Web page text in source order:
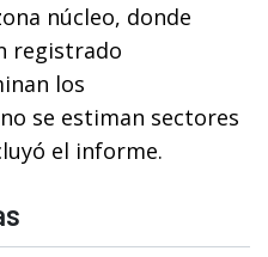
núcleo, donde
registrado
los
se estiman sectores
el informe.